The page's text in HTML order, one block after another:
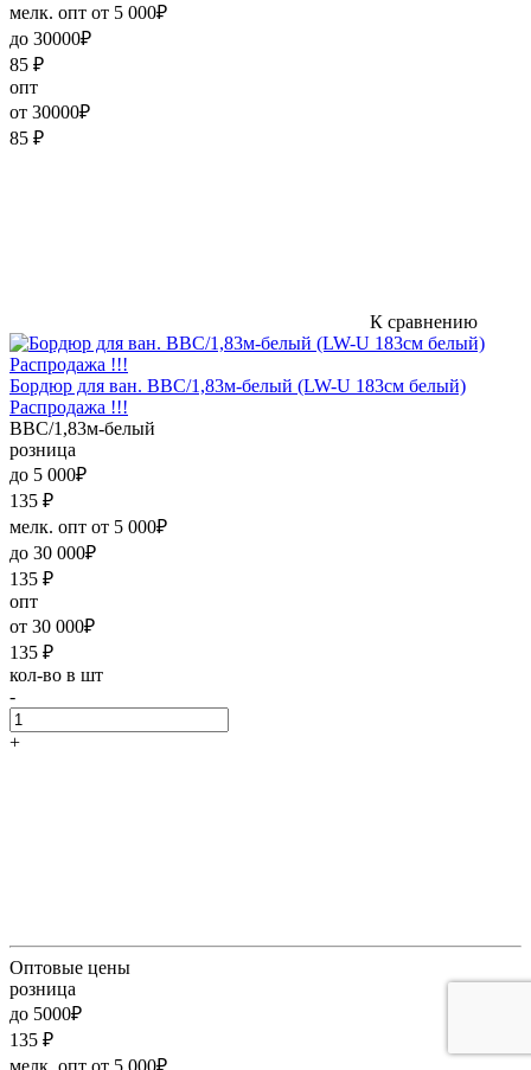
мелк. опт от 5 000₽
до 30000₽
85 ₽
опт
от 30000₽
85 ₽
К сравнению
Бордюр для ван. ВВС/1,83м-белый (LW-U 183см белый)
Распродажа !!!
ВВС/1,83м-белый
розница
до 5 000₽
135 ₽
мелк. опт от 5 000₽
до 30 000₽
135 ₽
опт
от 30 000₽
135 ₽
кол-во в шт
-
+
Оптовые цены
розница
до 5000₽
135 ₽
мелк. опт от 5 000₽